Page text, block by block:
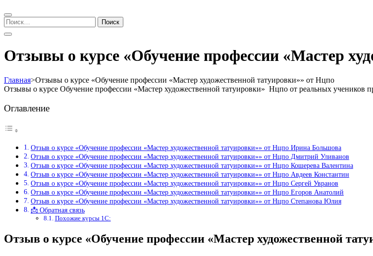
Найти:
Отзывы о курсе «Обучение профессии «Мастер
Главная>Отзывы о курсе «Обучение профессии «Мастер художественной татуировки»» от Нцпо
Отзывы о курсе Обучение профессии «Мастер художественной татуировки» Нцпо от реальных учеников
Оглавление
Отзыв о курсе «Обучение профессии «Мастер художественной татуировки»» от Нцпо Ирина Большова
Отзыв о курсе «Обучение профессии «Мастер художественной татуировки»» от Нцпо Дмитрий Уливанов
Отзыв о курсе «Обучение профессии «Мастер художественной татуировки»» от Нцпо Кошерева Валентина
Отзыв о курсе «Обучение профессии «Мастер художественной татуировки»» от Нцпо Авдеев Константин
Отзыв о курсе «Обучение профессии «Мастер художественной татуировки»» от Нцпо Сергей Увранов
Отзыв о курсе «Обучение профессии «Мастер художественной татуировки»» от Нцпо Егоров Анатолий
Отзыв о курсе «Обучение профессии «Мастер художественной татуировки»» от Нцпо Степанова Юлия
📩 Обратная связь
Похожие курсы 1С:
Отзыв о курсе «Обучение профессии «Мастер художественной